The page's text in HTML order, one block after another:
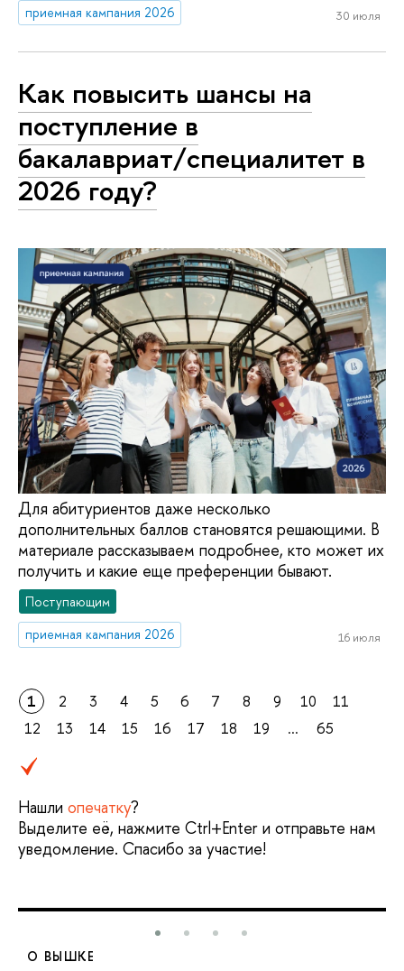
приемная кампания 2026
30 июля
Как повысить шансы на
поступление в
бакалавриат/специалитет в
2026 году?
Для абитуриентов даже несколько
дополнительных баллов становятся решающими. В
материале рассказываем подробнее, кто может их
получить и какие еще преференции бывают.
Поступающим
приемная кампания 2026
16 июля
1 2 3 4 5 6 7 8 9 10
11
12
13 14 15 16 17 18 19 ... 65
Нашли опечатку?
Выделите её, нажмите Ctrl+Enter и отправьте нам
уведомление. Спасибо за участие!
О ВЫШКЕ